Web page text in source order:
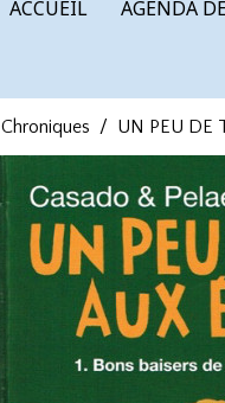
ACCUEIL AGENDA
Chroniques UN PEU DE